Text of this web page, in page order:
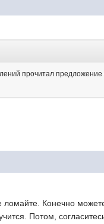
прочитал
ломайте. Конечно
Потом,